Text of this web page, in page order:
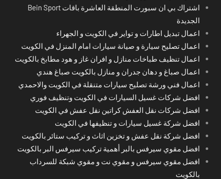
اشتراك بي ان سبورت المنطقة العاشرة باقات Bein Sport
الجديدة
اعمال تبديل اطارات و تواير في الكويت و الجهراء
اعمال تصليح سيارة و صيانة سيارات امام المنزل في الكويت
اعمال تنظيف طباخات منازل و افران غاز و هود مطابخ بالكويت
اعمال صباغ و دهان جدران و منازل بالكويت صباغ هندي
اعمال فني ورشة تصليح سيارات متنقلة في الكويت والاحمدي
افضل شركات غسيل السيارات في الكويت وتنظيف فوري
افضل شركات نقل العفش كراتين نقل عفش في الكويت
افضل شركة غسيل سيارات و تنظيفها في الكويت
افضل شركة نقل عفش و تخزين اثاث و تركيب ستائر بالكويت
افضل مقوي سيرفس بالبر أهمية تركيب سيرفس البر بالكويت
افضل مقوي سيرفس و مقوي نت و مقوي شبكة للسرداب
بالكويت